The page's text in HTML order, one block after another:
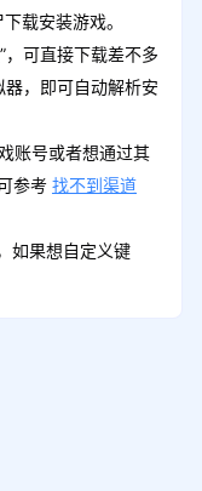
载安装游戏。
可直接下载差不多
，即可自动解析安
账号或者想通过其
参考 找不到渠道
如果想自定义键